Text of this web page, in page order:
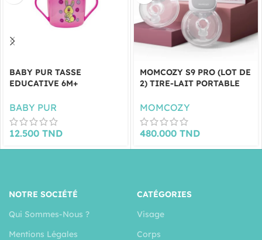
BABY PUR TASSE
EDUCATIVE 6M+
BABY PUR
12.500 TND
MOMCOZY S9 PRO (LOT DE
2) TIRE-LAIT PORTABLE
MOMCOZY
480.000 TND
NOTRE SOCIÉTÉ
Qui Sommes-Nous ?
Mentions Légales
CATÉGORIES
Visage
Corps